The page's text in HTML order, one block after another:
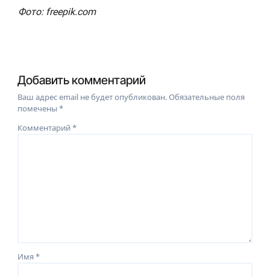
Фото: freepik.com
Добавить комментарий
Ваш адрес email не будет опубликован.Обязательные поля
помечены*
Комментарий*
Имя*